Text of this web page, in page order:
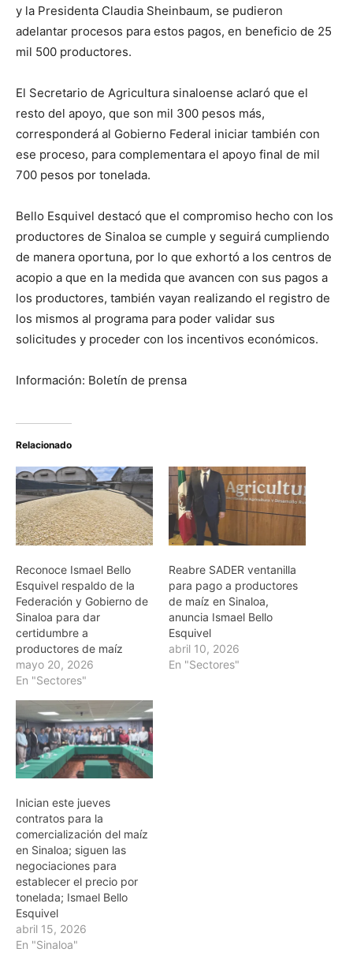
y la Presidenta Claudia Sheinbaum, se pudieron
adelantar procesos para estos pagos, en beneficio de 25
mil 500 productores.
El Secretario de Agricultura sinaloense aclaró que el
resto del apoyo, que son mil 300 pesos más,
corresponderá al Gobierno Federal iniciar también con
ese proceso, para complementara el apoyo final de mil
700 pesos por tonelada.
Bello Esquivel destacó que el compromiso hecho con los
productores de Sinaloa se cumple y seguirá cumpliendo
de manera oportuna, por lo que exhortó a los centros de
acopio a que en la medida que avancen con sus pagos a
los productores, también vayan realizando el registro de
los mismos al programa para poder validar sus
solicitudes y proceder con los incentivos económicos.
Información: Boletín de prensa
Relacionado
Reconoce Ismael Bello
Esquivel respaldo de la
Federación y Gobierno de
Sinaloa para dar
certidumbre a
productores de maíz
mayo 20, 2026
En "Sectores"
Reabre SADER ventanilla
para pago a productores
de maíz en Sinaloa,
anuncia Ismael Bello
Esquivel
abril 10, 2026
En "Sectores"
Inician este jueves
contratos para la
comercialización del maíz
en Sinaloa; siguen las
negociaciones para
establecer el precio por
tonelada; Ismael Bello
Esquivel
abril 15, 2026
En "Sinaloa"